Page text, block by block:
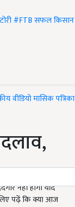
#FTBसफल किसान
वीडियोमासिक पत्रिका
नहीं होगा यदि
पढ़ें कि क्या आज